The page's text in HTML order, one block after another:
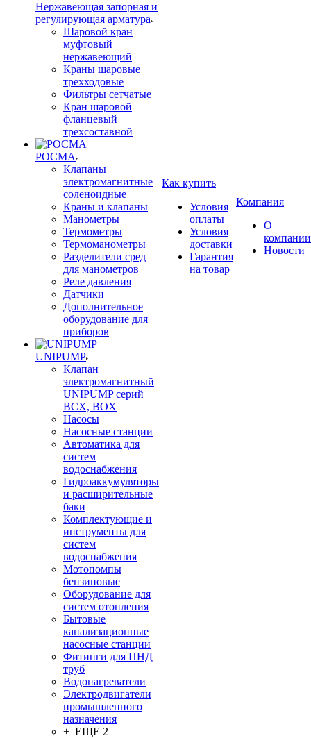
Нержавеющая запорная и
регулирующая арматура
Шаровой кран
муфтовый
нержавеющий
Краны шаровые
трехходовые
Фильтры сетчатые
Кран шаровой
фланцевый
трехсоставной
РОСМА
Клапаны
электромагнитные
соленоидные
Краны и клапаны
Манометры
Термометры
Термоманометры
Разделители сред
для манометров
Реле давления
Датчики
Дополнительное
оборудование для
приборов
UNIPUMP
Клапан
электромагнитный
UNIPUMP серий
BCX, BOX
Насосы
Насосные станции
Автоматика для
систем
водоснабжения
Гидроаккумуляторы
и расширительные
баки
Комплектующие и
инструменты для
систем
водоснабжения
Мотопомпы
бензиновые
Оборудование для
систем отопления
Бытовые
канализационные
насосные станции
Фитинги для ПНД
труб
Водонагреватели
Электродвигатели
промышленного
назначения
+ ЕЩЕ 2
Как купить
Условия
оплаты
Условия
доставки
Гарантия
на товар
Компания
О
компании
Новости